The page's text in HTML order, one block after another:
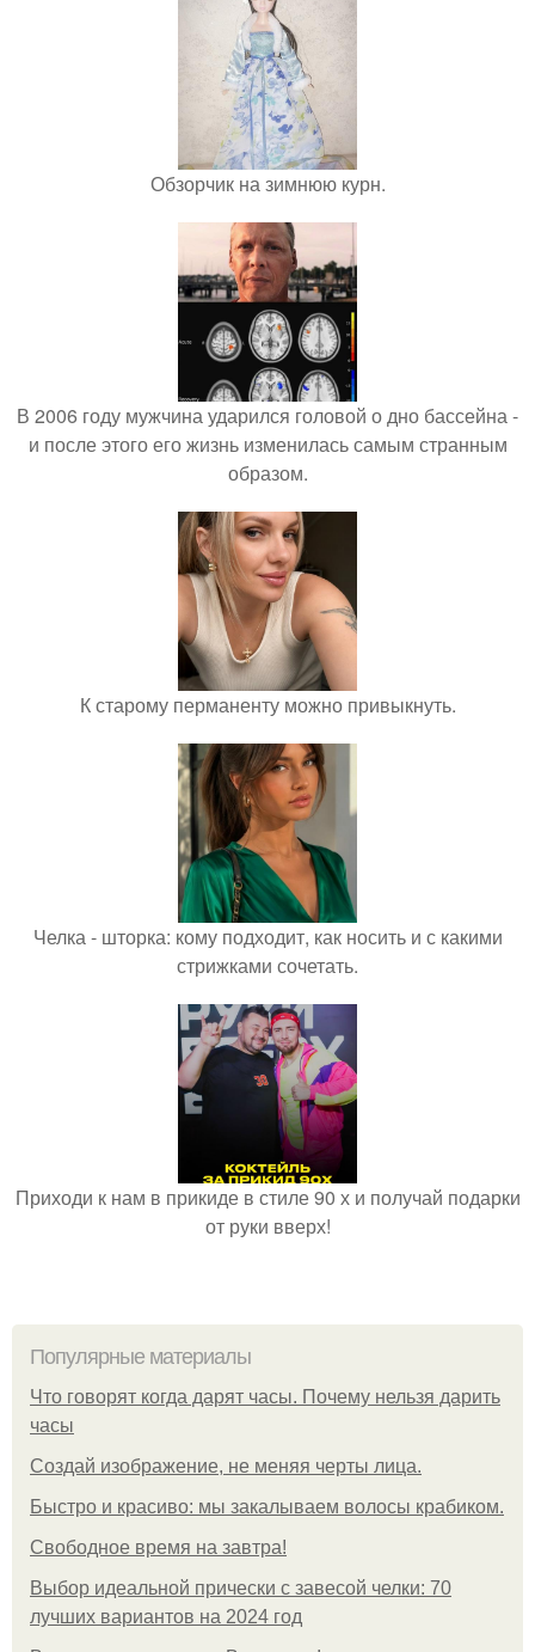
Обзорчик на зимнюю курн.
В 2006 году мужчина ударился головой о дно бассейна -
и после этого его жизнь изменилась самым странным
образом.
К старому перманенту можно привыкнуть.
Челка - шторка: кому подходит, как носить и с какими
стрижками сочетать.
Приходи к нам в прикиде в стиле 90 х и получай подарки
от руки вверх!
Популярные материалы
Что говорят когда дарят часы. Почему нельзя дарить
часы
Создай изображение, не меняя черты лица.
Быстро и красиво: мы закалываем волосы крабиком.
Свободное время на завтра!
Выбор идеальной прически с завесой челки: 70
лучших вариантов на 2024 год